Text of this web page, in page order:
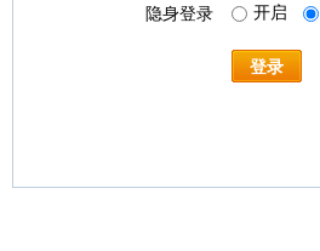
隐身登录 开启
登录